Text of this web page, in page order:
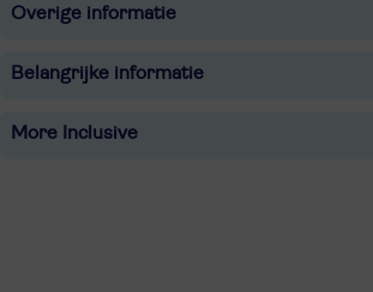
Overige informatie
Belangrijke informatie
More Inclusive